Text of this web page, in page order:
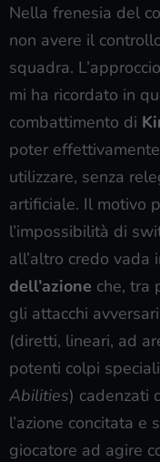
Nella frenesia del
non avere il
squadra.
mi ha ricordato in
combattimento di
poter
utilizzare, senza
artificiale. Il motivo
l’impossibilità di
all’altro credo vada
dell’azione che, tra
gli attacchi
(diretti, lineari, ad
potenti colpi
Abilities) cadenzati
l’azione concitata
giocatore ad agire